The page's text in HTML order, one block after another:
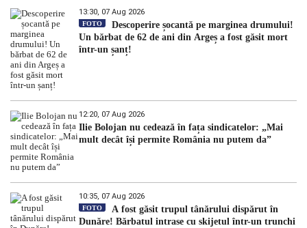
13:30, 07 Aug 2026
FOTO
Descoperire șocantă pe marginea drumului!
Un bărbat de 62 de ani din Argeș a fost găsit mort
într-un șanț!
12:20, 07 Aug 2026
Ilie Bolojan nu cedează în fața sindicatelor: „Mai
mult decât își permite România nu putem da”
10:35, 07 Aug 2026
FOTO
A fost găsit trupul tânărului dispărut în
Dunăre! Bărbatul intrase cu skijetul într-un trunchi